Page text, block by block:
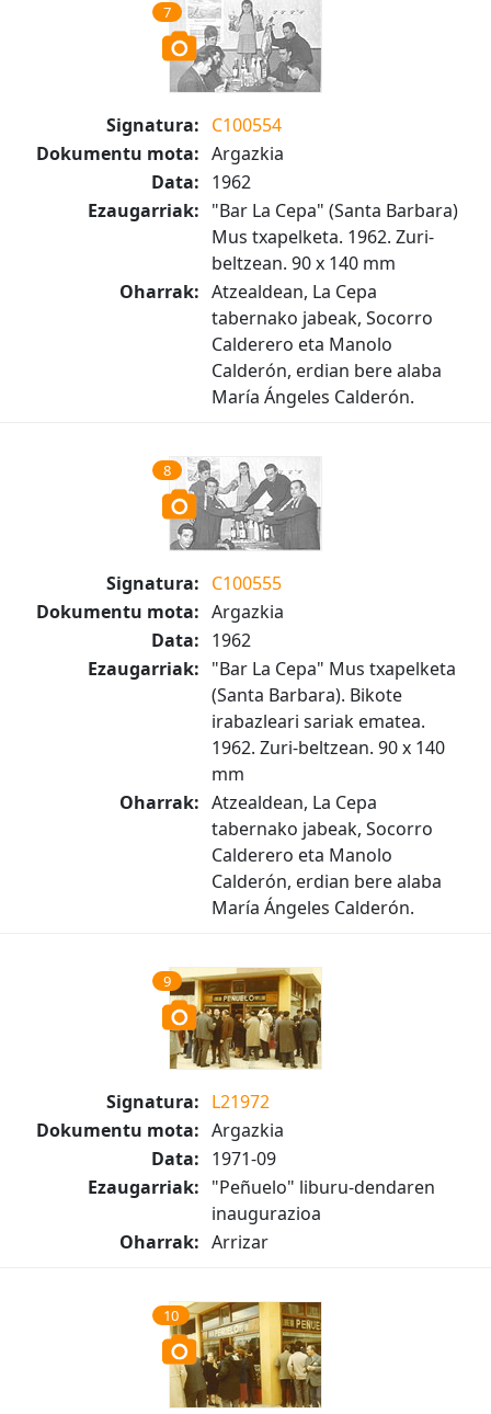
7
Signatura: C100554
Dokumentu mota: Argazkia
Data: 1962
Ezaugarriak: "Bar La Cepa" (Santa Barbara)
Mus txapelketa. 1962. Zuri-
beltzean. 90 x 140 mm
Oharrak: Atzealdean, La Cepa
tabernako jabeak, Socorro
Calderero eta Manolo
Calderón, erdian bere alaba
María Ángeles Calderón.
8
Signatura: C100555
Dokumentu mota: Argazkia
Data: 1962
Ezaugarriak: "Bar La Cepa" Mus txapelketa
(Santa Barbara). Bikote
irabazleari sariak ematea.
1962. Zuri-beltzean. 90 x 140
mm
Oharrak: Atzealdean, La Cepa
tabernako jabeak, Socorro
Calderero eta Manolo
Calderón, erdian bere alaba
María Ángeles Calderón.
9
Signatura: L21972
Dokumentu mota: Argazkia
Data: 1971-09
Ezaugarriak: "Peñuelo" liburu-dendaren
inaugurazioa
Oharrak: Arrizar
10